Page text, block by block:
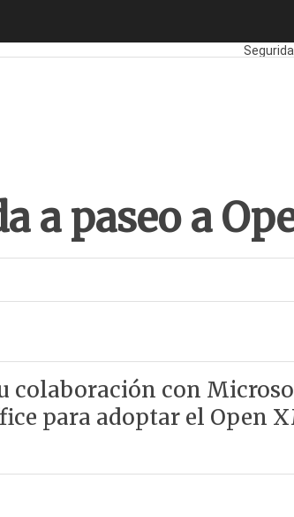
a paseo a
colaboración con
para adoptar el Open